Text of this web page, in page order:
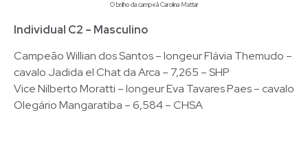
O brilho da campeã Carolina Mattar
Individual C2 – Masculino
Campeão Willian dos Santos – longeur Flávia Themudo –
cavalo Jadida el Chat da Arca – 7,265 – SHP
Vice Nilberto Moratti – longeur Eva Tavares Paes – cavalo
Olegário Mangaratiba – 6,584 – CHSA